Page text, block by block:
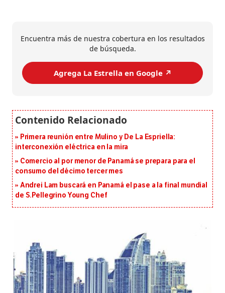
Encuentra más de nuestra cobertura en los resultados
de búsqueda.
Agrega La Estrella en Google ↗️
Primera reunión entre Mulino y De La Espriella:
interconexión eléctrica en la mira
Comercio al por menor de Panamá se prepara para el
consumo del décimo tercer mes
Andrei Lam buscará en Panamá el pase a la final mundial
de S.Pellegrino Young Chef